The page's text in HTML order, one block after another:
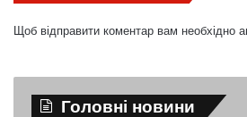
Щоб відправити коментар вам необхідно
Головні новини